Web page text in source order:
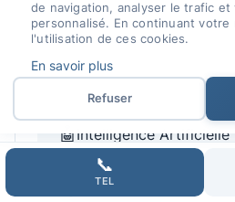
🛒E-commerce
📊Google Ads
🤖 Intelligence Artificielle
🔧 Maintenance
📞
TEL
de navigation, analyser le trafic
personnalisé. En continuant
l'utilisation de ces cookies.
En savoir plus
Refuser